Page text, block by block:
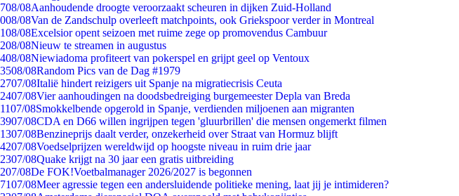
708/08Aanhoudende droogte veroorzaakt scheuren in dijken Zuid-Holland
008/08Van de Zandschulp overleeft matchpoints, ook Griekspoor verder in Montreal
108/08Excelsior opent seizoen met ruime zege op promovendus Cambuur
208/08Nieuw te streamen in augustus
408/08Niewiadoma profiteert van pokerspel en grijpt geel op Ventoux
3508/08Random Pics van de Dag #1979
2707/08Italië hindert reizigers uit Spanje na migratiecrisis Ceuta
2407/08Vier aanhoudingen na doodsbedreiging burgemeester Depla van Breda
1107/08Smokkelbende opgerold in Spanje, verdienden miljoenen aan migranten
3907/08CDA en D66 willen ingrijpen tegen 'gluurbrillen' die mensen ongemerkt filmen
1307/08Benzineprijs daalt verder, onzekerheid over Straat van Hormuz blijft
4207/08Voedselprijzen wereldwijd op hoogste niveau in ruim drie jaar
2307/08Quake krijgt na 30 jaar een gratis uitbreiding
207/08De FOK!Voetbalmanager 2026/2027 is begonnen
7107/08Meer agressie tegen een andersluidende politieke mening, laat jij je intimideren?